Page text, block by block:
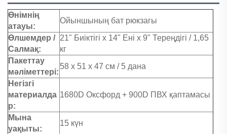
Өнімнің
атауы:
Ойыншының бат рюкзагы
Өлшемдер /
Салмақ:
21" Биіктігі x 14" Ені x 9" Тереңдігі / 1,65
кг
Пакеттау
мәліметтері:
58 x 51 x 47 см / 5 дана
Негізгі
материалда
р:
1680D Оксфорд + 900D ПВХ қаптамасы
Мына
уақыты:
15 күн